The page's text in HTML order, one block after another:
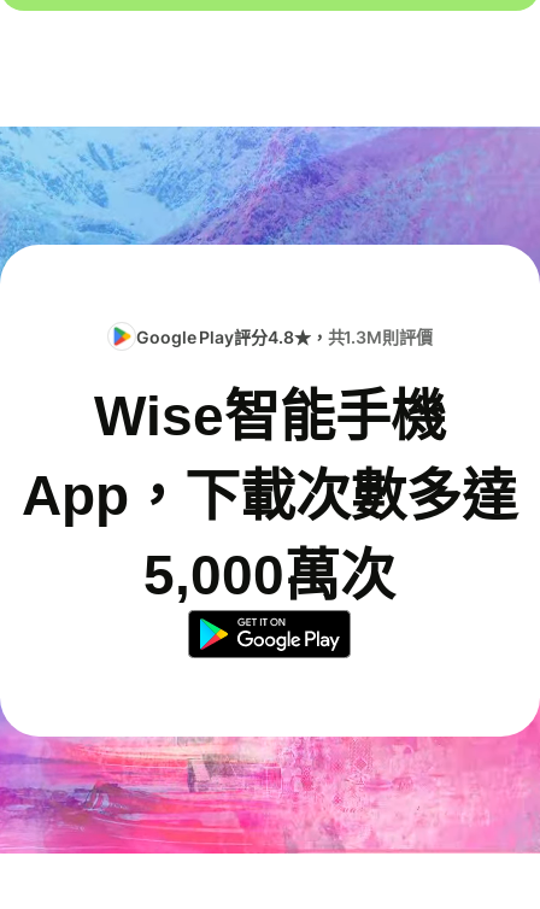
Google Play評分4.8★， 共1.3M則評價
Wise智能手機
App，下載次數多達
5,000萬次